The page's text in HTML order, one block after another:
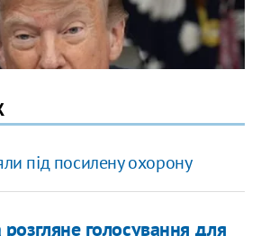
під посилену охорону
голосування для